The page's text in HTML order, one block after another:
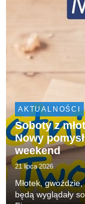
AKTUALNOŚCI
Soboty z
Nowy
weekend
21 lipca 2026
Młotek,
będą wyglądały